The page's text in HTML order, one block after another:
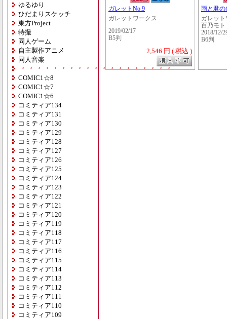
ゆるゆり
ひだまりスケッチ
東方Project
特撮
同人ゲーム
自主製作アニメ
同人音楽
・・・・・・・・・・・・・・・・・・・
COMIC1☆8
COMIC1☆7
COMIC1☆6
コミティア134
コミティア131
コミティア130
コミティア129
コミティア128
コミティア127
コミティア126
コミティア125
コミティア124
コミティア123
コミティア122
コミティア121
コミティア120
コミティア119
コミティア118
コミティア117
コミティア116
コミティア115
コミティア114
コミティア113
コミティア112
コミティア111
コミティア110
コミティア109
ガレットNo.9
ガレットワークス
2019/02/17
B5判
2,546 円 ( 税込 )
雨と君の
ガレッ
百乃モト
2018/12/
B6判